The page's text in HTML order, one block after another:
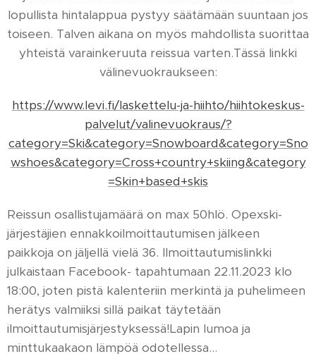
lopullista hintalappua pystyy säätämään suuntaan jos
toiseen. Talven aikana on myös mahdollista suorittaa
yhteistä varainkeruuta reissua varten.Tässä linkki
välinevuokraukseen:
https://www.levi.fi/laskettelu-ja-hiihto/hiihtokeskus-
palvelut/valinevuokraus/?
category=Ski&category=Snowboard&category=Sno
wshoes&category=Cross+country+skiing&category
=Skin+based+skis
Reissun osallistujamäärä on max 50hlö. Opexski-
järjestäjien ennakkoilmoittautumisen jälkeen
paikkoja on jäljellä vielä 36. Ilmoittautumislinkki
julkaistaan Facebook- tapahtumaan 22.11.2023 klo
18:00, joten pistä kalenteriin merkintä ja puhelimeen
herätys valmiiksi sillä paikat täytetään
ilmoittautumisjärjestyksessä!Lapin lumoa ja
minttukaakaon lämpöä odotellessa…